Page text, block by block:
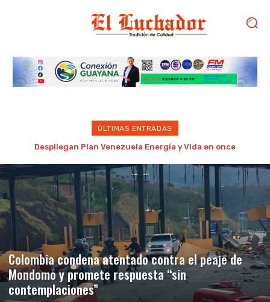
ÚLTIMAS ENTRADAS
Detenido por golpear brutalmente a su madre de 87 años en
Colombia condena atentado contra el peaje de
Mondomo y promete respuesta “sin
contemplaciones”